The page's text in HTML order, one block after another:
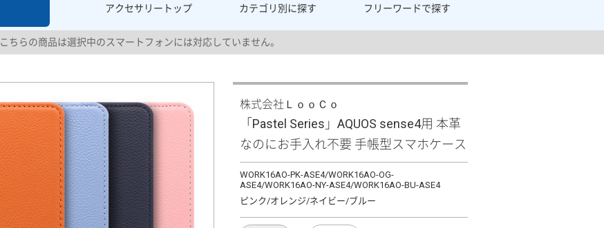
アクセサリー トップ カテゴリ別に探す フリーワードで探す
こちらの商品は選択中のスマートフォンには対応していません。
株式会社ＬｏｏＣｏ
「Pastel Series」AQUOS sense4用 本革
なのにお手入れ不要 手帳型スマホケース
WORK16AO-PK-ASE4/WORK16AO-OG-
ASE4/WORK16AO-NY-ASE4/WORK16AO-BU-ASE4
ピンク/オレンジ/ネイビー/ブルー